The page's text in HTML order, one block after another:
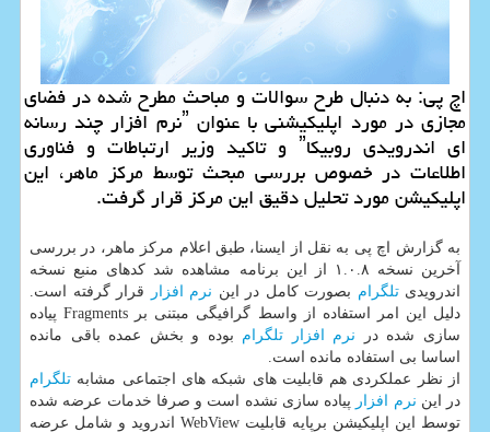
اچ پی: به دنبال طرح سوالات و مباحث مطرح شده در فضای
مجازی در مورد اپلیكیشنی با عنوان ˮنرم افزار چند رسانه
ای اندرویدی روبیكاˮ و تاكید وزیر ارتباطات و فناوری
اطلاعات در خصوص بررسی مبحث توسط مركز ماهر، این
اپلیكیشن مورد تحلیل دقیق این مركز قرار گرفت.
به گزارش اچ پی به نقل از ایسنا، طبق اعلام مركز ماهر، در بررسی
آخرین نسخه ۱.۰.۸ از این برنامه مشاهده شد كدهای منبع نسخه
اندرویدیتلگرام بصورت كامل در این نرم افزار
قرار گرفته است.
دلیل این امر استفاده از واسط گرافیگی مبتنی بر Fragments پیاده
سازی شده در نرم افزار تلگرام بوده و بخش عمده باقی مانده
اساسا بی استفاده مانده است.
از نظر عملكردی هم قابلیت های شبكه های اجتماعی مشابه تلگرام
در این نرم افزار پیاده سازی نشده است و صرفا خدمات عرضه شده
توسط این اپلیكیشن برپایه قابلیت WebView اندروید و شامل عرضه